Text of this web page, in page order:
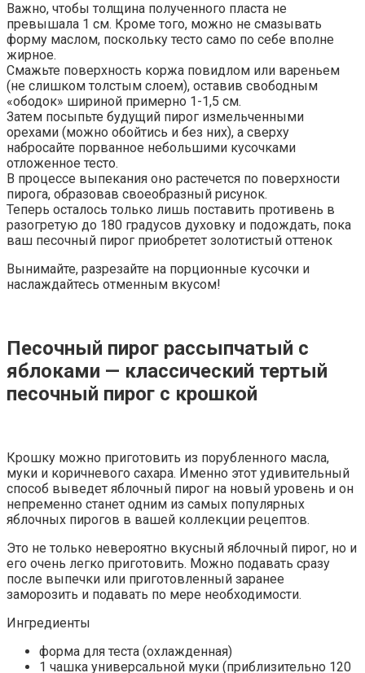
Важно, чтобы толщина полученного пласта не
превышала 1 см. Кроме того, можно не смазывать
форму маслом, поскольку тесто само по себе вполне
жирное.
Смажьте поверхность коржа повидлом или вареньем
(не слишком толстым слоем), оставив свободным
«ободок» шириной примерно 1-1,5 см.
Затем посыпьте будущий пирог измельченными
орехами (можно обойтись и без них), а сверху
набросайте порванное небольшими кусочками
отложенное тесто.
В процессе выпекания оно растечется по поверхности
пирога, образовав своеобразный рисунок.
Теперь осталось только лишь поставить противень в
разогретую до 180 градусов духовку и подождать, пока
ваш песочный пирог приобретет золотистый оттенок
Вынимайте, разрезайте на порционные кусочки и
наслаждайтесь отменным вкусом!
Песочный пирог рассыпчатый с
яблоками — классический тертый
песочный пирог с крошкой
Крошку можно приготовить из порубленного масла,
муки и коричневого сахара. Именно этот удивительный
способ выведет яблочный пирог на новый уровень и он
непременно станет одним из самых популярных
яблочных пирогов в вашей коллекции рецептов.
Это не только невероятно вкусный яблочный пирог, но и
его очень легко приготовить. Можно подавать сразу
после выпечки или приготовленный заранее
заморозить и подавать по мере необходимости.
Ингредиенты
форма для теста (охлажденная)
1 чашка универсальной муки (приблизительно 120